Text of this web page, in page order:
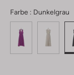
Farbe : Dunkelgrau